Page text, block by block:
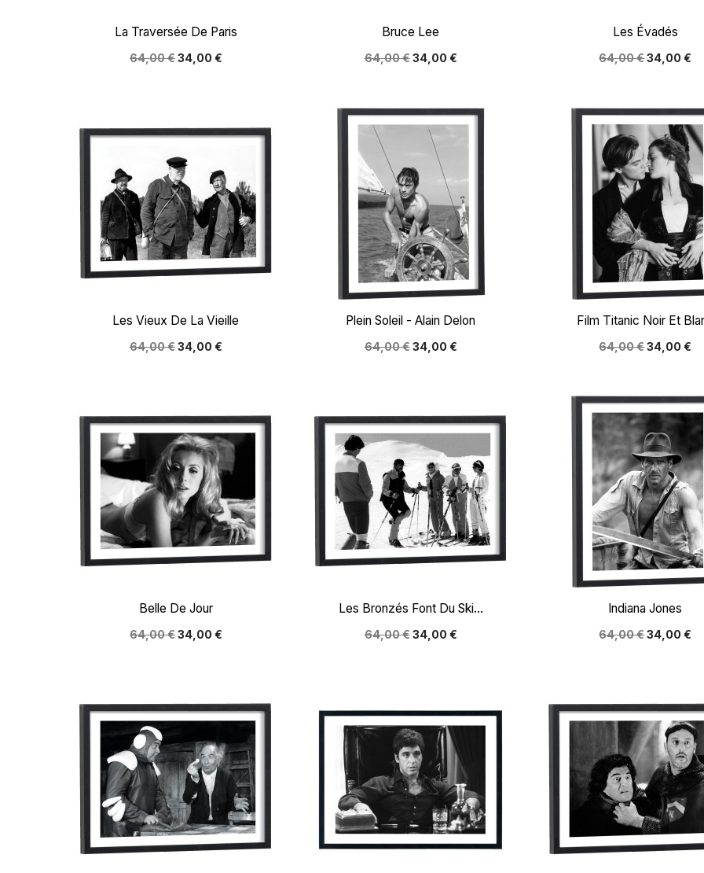
Aperçu rapide
La Traversée De Paris
64,00 €34,00 €
Aperçu rapide
Bruce Lee
64,00 €34,00 €
Aperçu rapide
Les Évadés
64,00 €34,00 €
Aperçu rapide
Les Vieux De La Vieille
64,00 €34,00 €
Aperçu rapide
Plein Soleil - Alain Delon
64,00 €34,00 €
Aperçu rapide
Film Titanic Noir Et
64,00 €34,00 €
Aperçu rapide
Belle De Jour
64,00 €34,00 €
Aperçu rapide
Les Bronzés Font Du Ski...
64,00 €34,00 €
Aperçu rapide
Indiana Jones
64,00 €34,00 €